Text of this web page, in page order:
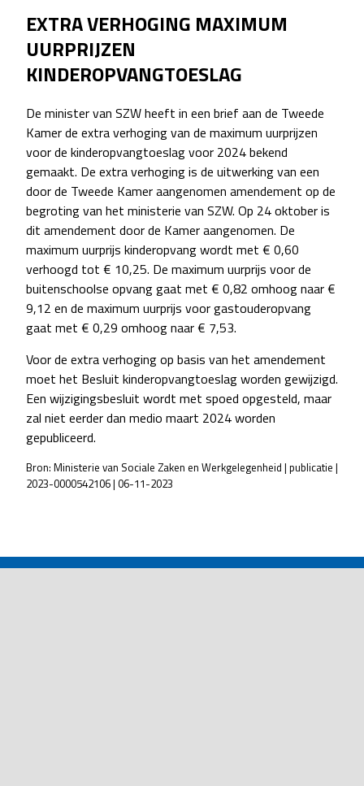
EXTRA VERHOGING MAXIMUM
UURPRIJZEN
KINDEROPVANGTOESLAG
De minister van SZW heeft in een brief aan de Tweede
Kamer de extra verhoging van de maximum uurprijzen
voor de kinderopvangtoeslag voor 2024 bekend
gemaakt. De extra verhoging is de uitwerking van een
door de Tweede Kamer aangenomen amendement op de
begroting van het ministerie van SZW. Op 24 oktober is
dit amendement door de Kamer aangenomen. De
maximum uurprijs kinderopvang wordt met € 0,60
verhoogd tot € 10,25. De maximum uurprijs voor de
buitenschoolse opvang gaat met € 0,82 omhoog naar €
9,12 en de maximum uurprijs voor gastouderopvang
gaat met € 0,29 omhoog naar € 7,53.
Voor de extra verhoging op basis van het amendement
moet het Besluit kinderopvangtoeslag worden gewijzigd.
Een wijzigingsbesluit wordt met spoed opgesteld, maar
zal niet eerder dan medio maart 2024 worden
gepubliceerd.
Bron: Ministerie van Sociale Zaken en Werkgelegenheid | publicatie |
2023-0000542106 | 06-11-2023
NAVIGATION